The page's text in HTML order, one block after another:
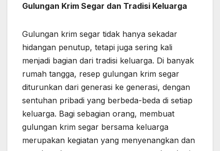
Gulungan Krim Segar dan Tradisi Keluarga
Gulungan krim segar tidak hanya sekadar
hidangan penutup, tetapi juga sering kali
menjadi bagian dari tradisi keluarga. Di banyak
rumah tangga, resep gulungan krim segar
diturunkan dari generasi ke generasi, dengan
sentuhan pribadi yang berbeda-beda di setiap
keluarga. Bagi sebagian orang, membuat
gulungan krim segar bersama keluarga
merupakan kegiatan yang menyenangkan dan